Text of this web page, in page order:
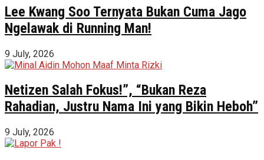
Lee Kwang Soo Ternyata Bukan Cuma Jago
Ngelawak di Running Man!
9 July, 2026
Netizen Salah Fokus!”, “Bukan Reza
Rahadian, Justru Nama Ini yang Bikin Heboh”
9 July, 2026